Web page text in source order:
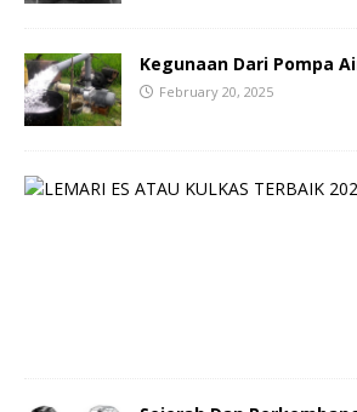
Kegunaan Dari Pompa
February 20, 2025